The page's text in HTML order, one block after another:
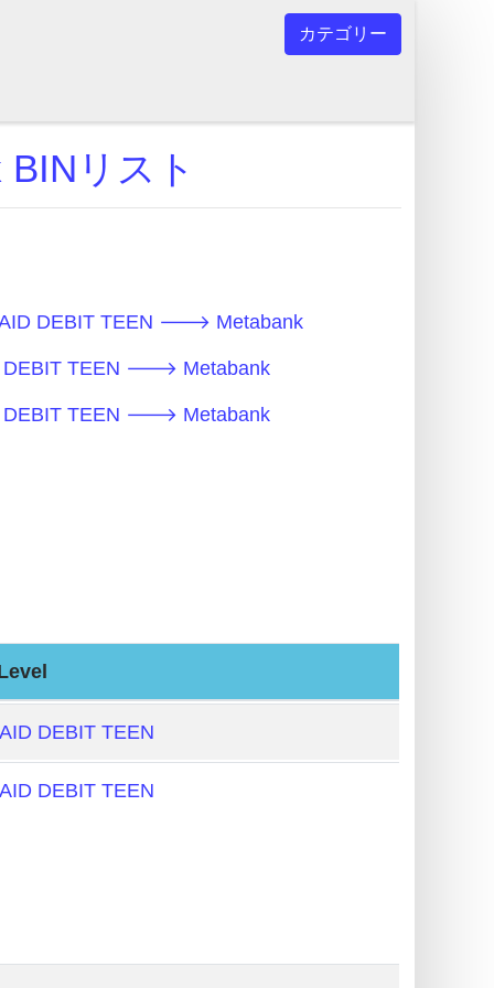
カテゴリー
リスト
DEBIT TEEN 🡒 Metabank
DEBIT TEEN 🡒 Metabank
DEBIT TEEN 🡒 Metabank
DEBIT TEEN
DEBIT TEEN